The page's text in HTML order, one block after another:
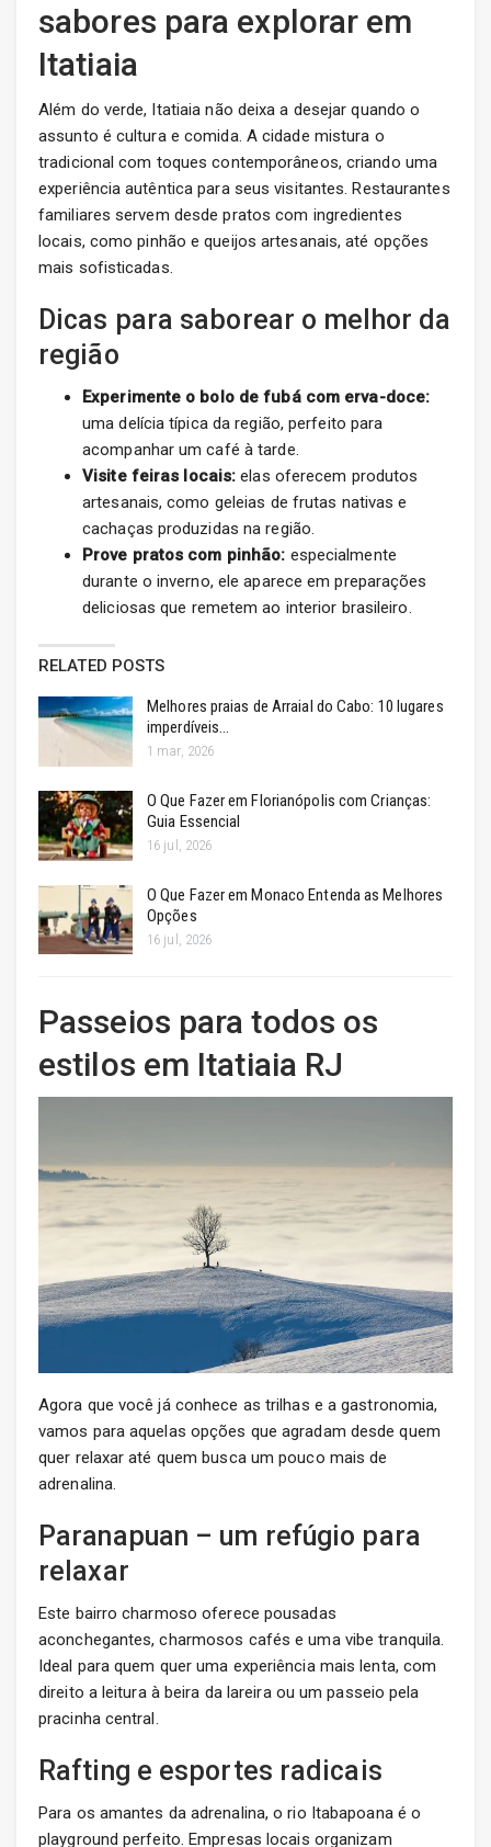
sabores para explorar em
Itatiaia
Além do verde, Itatiaia não deixa a desejar quando o
assunto é cultura e comida. A cidade mistura o
tradicional com toques contemporâneos, criando uma
experiência autêntica para seus visitantes. Restaurantes
familiares servem desde pratos com ingredientes
locais, como pinhão e queijos artesanais, até opções
mais sofisticadas.
Dicas para saborear o melhor da
região
Experimente o bolo de fubá com erva-doce:
uma delícia típica da região, perfeito para
acompanhar um café à tarde.
Visite feiras locais: elas oferecem produtos
artesanais, como geleias de frutas nativas e
cachaças produzidas na região.
Prove pratos com pinhão: especialmente
durante o inverno, ele aparece em preparações
deliciosas que remetem ao interior brasileiro.
RELATED POSTS
Melhores praias de Arraial do Cabo: 10 lugares
imperdíveis…
1 mar, 2026
O Que Fazer em Florianópolis com Crianças:
Guia Essencial
16 jul, 2026
O Que Fazer em Monaco Entenda as Melhores
Opções
16 jul, 2026
Passeios para todos os
estilos em Itatiaia RJ
Agora que você já conhece as trilhas e a gastronomia,
vamos para aquelas opções que agradam desde quem
quer relaxar até quem busca um pouco mais de
adrenalina.
Paranapuan – um refúgio para
relaxar
Este bairro charmoso oferece pousadas
aconchegantes, charmosos cafés e uma vibe tranquila.
Ideal para quem quer uma experiência mais lenta, com
direito a leitura à beira da lareira ou um passeio pela
pracinha central.
Rafting e esportes radicais
Para os amantes da adrenalina, o rio Itabapoana é o
playground perfeito. Empresas locais organizam